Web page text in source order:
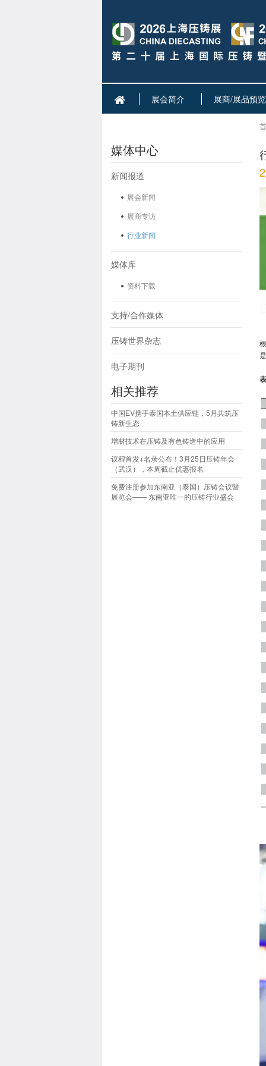
展会简介 展商/展品预览
媒体中心
新闻报道
展会新闻
展商专访
行业新闻
媒体库
资料下载
支持/合作媒体
压铸世界杂志
电子期刊
相关推荐
中国EV携手泰国本土供应链，5月共筑压
铸新生态
增材技术在压铸及有色铸造中的应用
议程首发+名录公布！3月25日压铸年会
（武汉），本周截止优惠报名
免费注册参加东南亚（泰国）压铸会议暨
展览会—— 东南亚唯一的压铸行业盛会